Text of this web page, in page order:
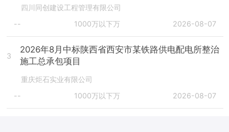
四川同创建设工程管理有限公司
--
1000万以下万 2026-08-07
3
2026年8月中标陕西省西安市某铁路供电配电所整治
施工总承包项目
重庆炬石实业有限公司
--
1000万以下万 2026-08-07